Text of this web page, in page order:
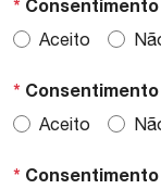
*
Aceito
*
Aceito
*